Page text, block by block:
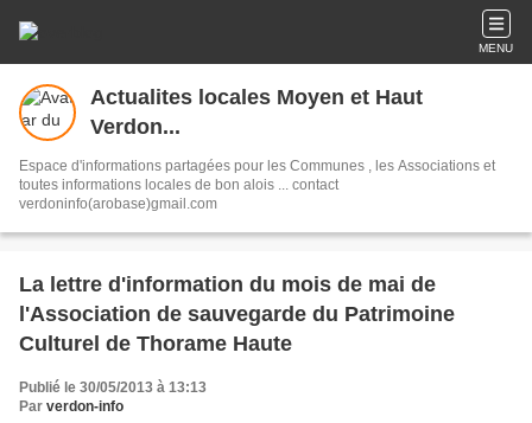
MENU
Actualites locales Moyen et Haut
Verdon...
Espace d'informations partagées pour les Communes , les Associations et
toutes informations locales de bon alois ... contact
verdoninfo(arobase)gmail.com
La lettre d'information du mois de mai de
l'Association de sauvegarde du Patrimoine
Culturel de Thorame Haute
Publié le 30/05/2013 à 13:13
Par verdon-info